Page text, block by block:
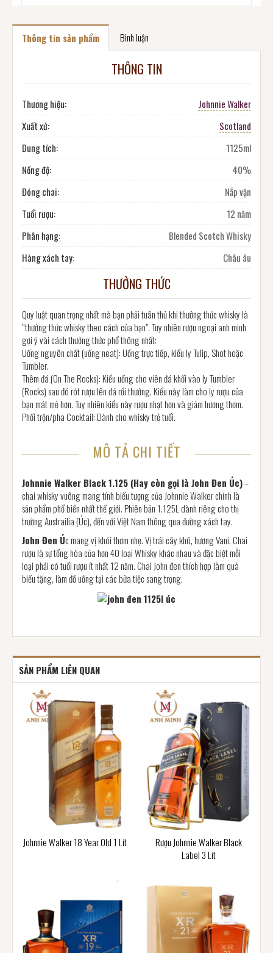
Thông tin sản phẩm Bình luận
THÔNG TIN
Thương hiệu:
Johnnie Walker
Xuất xứ:
Scotland
Dung tích:
1125ml
Nồng độ:
40%
Đóng chai:
Nắp vặn
Tuổi rượu:
12 năm
Phân hạng:
Blended Scotch Whisky
Hàng xách tay:
Châu âu
THƯỞNG THỨC
Quy luật quan trọng nhất mà bạn phải tuân thủ khi thưởng thức whisky là
“thưởng thức whisky theo cách của bạn”. Tuy nhiên rượu ngoại anh minh
gợi ý vài cách thưởng thức phổ thông nhất:
Uống nguyên chất (uống neat): Uống trực tiếp, kiểu ly Tulip, Shot hoặc
Tumbler.
Thêm đá (On The Rocks): Kiểu uống cho viên đá khối vào ly Tumbler
(Rocks) sau đó rót rượu lên đá rồi thưởng. Kiểu này làm cho ly rượu của
bạn mát mẻ hơn. Tuy nhiên kiểu này rượu nhạt hơn và giảm hương thơm.
Phối trộn/pha Cocktail: Dành cho whisky trẻ tuổi.
MÔ TẢ CHI TIẾT
Johnnie Walker Black 1.125 (Hay còn gọi là John Đen Úc)–
chai whisky vuông mang tính biểu tượng của Johnnie Walker chính là
sản phẩm phổ biến nhất thế giới. Phiên bản 1.125L dành riêng cho thị
trường Austrailia (Úc), đến với Việt Nam thông qua đường xách tay.
John Đen Úc mang vị khói thơm nhẹ. Vị trái cây khô, hương Vani. Chai
rượu là sự tổng hòa của hơn 40 loại Whisky khác nhau và đặc biệt mỗi
loại phải có tuổi rượu ít nhất 12 năm. Chai John đen thích hợp làm quà
biếu tặng, làm đồ uống tại các bữa tiệc sang trọng.
SẢN PHẨM LIÊN QUAN
Johnnie Walker 18 Year Old 1 Lít
Rượu Johnnie Walker Black
Label 3 Lít